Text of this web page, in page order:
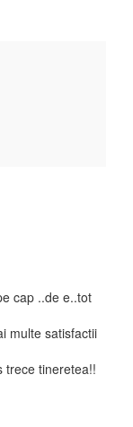
cap ..de e..tot
multe satisfactii
tineretea!!